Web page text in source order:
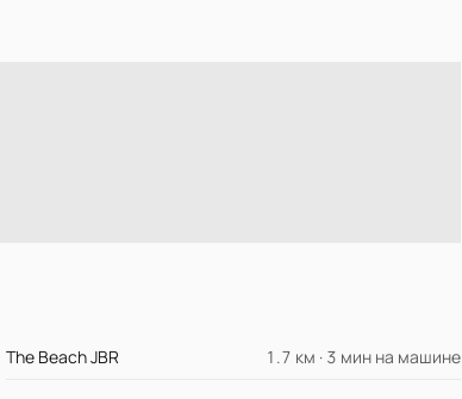
The Beach JBR 1.7 км · 3 мин на машине